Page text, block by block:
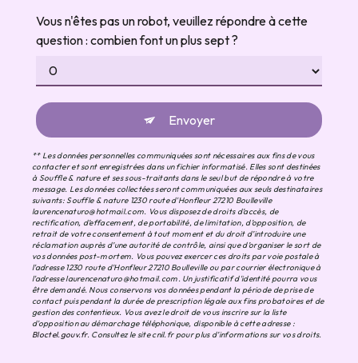
Vous n'êtes pas un robot, veuillez répondre à cette
question : combien font un plus sept ?
Envoyer
** Les données personnelles communiquées sont nécessaires aux fins de vous
contacter et sont enregistrées dans un fichier informatisé. Elles sont destinées
à Souffle & nature et ses sous-traitants dans le seul but de répondre à votre
message. Les données collectées seront communiquées aux seuls destinataires
suivants: Souffle & nature 1230 route d'Honfleur 27210 Boulleville
laurencenaturo@hotmail.com. Vous disposez de droits d’accès, de
rectification, d’effacement, de portabilité, de limitation, d’opposition, de
retrait de votre consentement à tout moment et du droit d’introduire une
réclamation auprès d’une autorité de contrôle, ainsi que d’organiser le sort de
vos données post-mortem. Vous pouvez exercer ces droits par voie postale à
l'adresse 1230 route d'Honfleur 27210 Boulleville ou par courrier électronique à
l'adresse laurencenaturo@hotmail.com. Un justificatif d'identité pourra vous
être demandé. Nous conservons vos données pendant la période de prise de
contact puis pendant la durée de prescription légale aux fins probatoires et de
gestion des contentieux. Vous avez le droit de vous inscrire sur la liste
d'opposition au démarchage téléphonique, disponible à cette adresse :
Bloctel.gouv.fr. Consultez le site cnil.fr pour plus d’informations sur vos droits.